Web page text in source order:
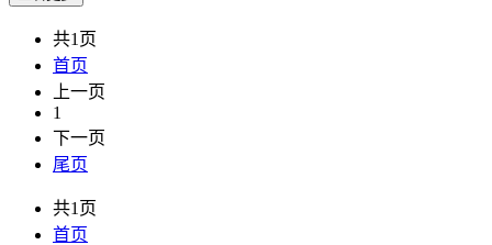
共1页
首页
上一页
1
下一页
尾页
共1页
首页